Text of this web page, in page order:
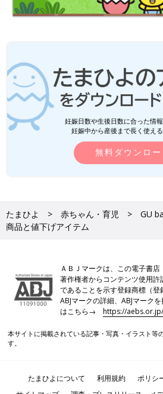
妊娠日数や生後日数に合った情
妊娠中から産後まで長く使え
無料ダウンロー
たまひよ 赤ちゃん・育児
GU
商品と値下げアイテム
ＡＢＪマークは、この電子書店
著作権者からコンテンツ使用
であることを示す登録商標（登
ABJマークの詳細、ABJマーク
はこちら→https://
本サイトに掲載されている記事・写真・イラスト等
す。
たまひよについて 利用規約 ポリシ